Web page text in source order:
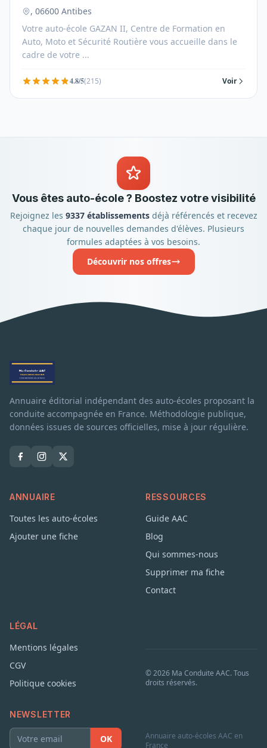
, 06600 Antibes
Votre auto-école GAZAN II, Centre de Formation en
Auto, Moto et Sécurité Routière vous accueille dans le
cadre de votre ...
4.8/5(215) Voir
Vous êtes auto-école ? Boostez votre visibilité
Rejoignez les 9337 établissementsdéjà référencés et recevez
chaque jour de nouvelles demandes d'élèves. Plusieurs
formules adaptées à vos besoins.
Découvrir nos offres
Annuaire éditorial indépendant des auto-écoles proposant la
conduite accompagnée en France. Méthodologie publique,
données issues de sources officielles, mise à jour régulière.
ANNUAIRE
Toutes les auto-écoles
Ajouter une fiche
RESSOURCES
Guide AAC
Blog
Qui sommes-nous
Supprimer ma fiche
Contact
LÉGAL
Mentions légales
CGV
Politique cookies
NEWSLETTER
OK
© 2026 Ma Conduite AAC. Tous
droits réservés.
Annuaire auto-écoles AAC en
France